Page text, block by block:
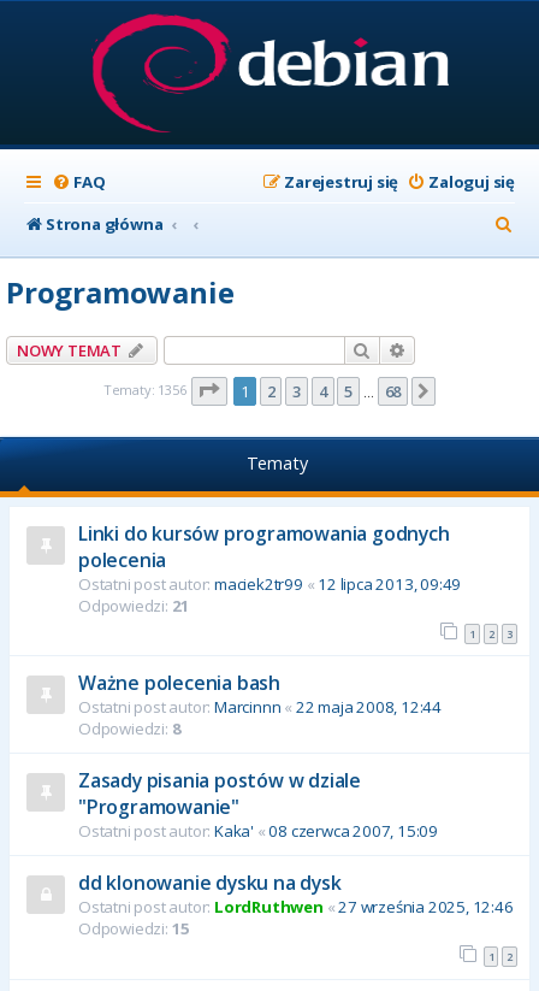
FAQ Zaloguj się
Zarejestruj się
Strona główna
z
Programowanie
NOWY TEMAT Szukaj
Tematy: 1356 Strona1 z68
1 2 3 4 5 68
Tematy
Linki do kursów programowania godnych
polecenia
Ostatni post autor: maciek2tr99 « 12 lipca 2013, 09:49
Odpowiedzi: 21
1 2 3
Ważne polecenia bash
Ostatni post autor: Marcinnn « 22 maja 2008, 12:44
Odpowiedzi: 8
Zasady pisania postów w dziale
"Programowanie"
Ostatni post autor: Kaka' «08 czerwca 2007, 15:09
dd klonowanie dysku na dysk
Ostatni post autor: LordRuthwen «27 września 2025, 12:46
Odpowiedzi: 15
1 2